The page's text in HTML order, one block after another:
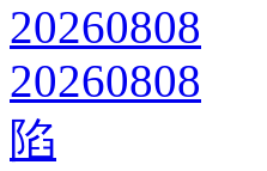
20260808
20260808
陷